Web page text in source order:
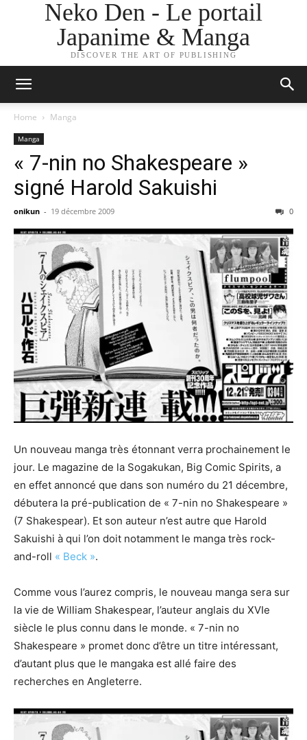
Neko Den - Le portail
Japanime & Manga
DISCOVER THE ART OF PUBLISHING
Home Manga
Manga
« 7-nin no Shakespeare »
signé Harold Sakuishi
onikun - 19 décembre 2009 0
Un nouveau manga très étonnant verra prochainement le
jour. Le magazine de la Sogakukan, Big Comic Spirits, a
en effet annoncé que dans son numéro du 21 décembre,
débutera la pré-publication de « 7-nin no Shakespeare »
(7 Shakespear). Et son auteur n’est autre que Harold
Sakuishi à qui l’on doit notamment le manga très rock-
and-roll « Beck ».
Comme vous l’aurez compris, le nouveau manga sera sur
la vie de William Shakespear, l’auteur anglais du XVIe
siècle le plus connu dans le monde. « 7-nin no
Shakespeare » promet donc d’être un titre intéressant,
d’autant plus que le mangaka est allé faire des
recherches en Angleterre.